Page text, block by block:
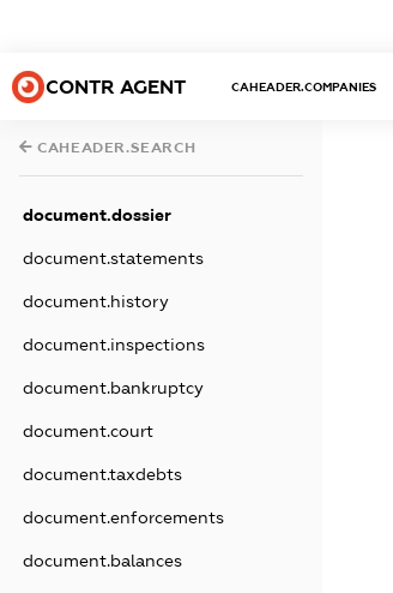
CONTR AGENT CAHEADER.COMPANIES
CAHEADER.SEARCH
document.dossier
document.statements
document.history
document.inspections
document.bankruptcy
document.court
document.taxdebts
document.enforcements
document.balances